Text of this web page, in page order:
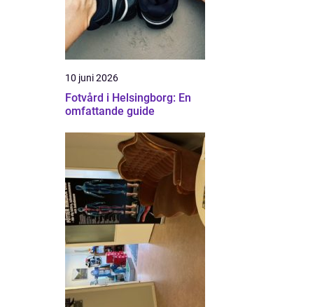
10 juni 2026
Fotvård i Helsingborg: En
omfattande guide